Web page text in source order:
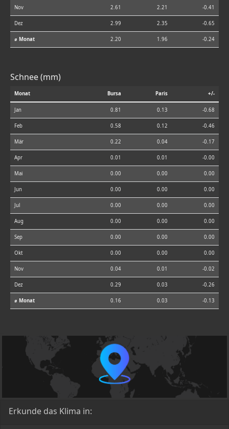
Nov 2.61 2.21 -0.41
Dez 2.99 2.35 -0.65
⌀ Monat 2.20 1.96 -0.24
Schnee (mm)
Monat Bursa Paris +/-
Jan 0.81 0.13 -0.68
Feb 0.58 0.12 -0.46
Mär 0.22 0.04 -0.17
Apr 0.01 0.01 -0.00
Mai 0.00 0.00 0.00
Jun 0.00 0.00 0.00
Jul 0.00 0.00 0.00
Aug 0.00 0.00 0.00
Sep 0.00 0.00 0.00
Okt 0.00 0.00 0.00
Nov 0.04 0.01 -0.02
Dez 0.29 0.03 -0.26
⌀ Monat 0.16 0.03 -0.13
Erkunde das Klima in: